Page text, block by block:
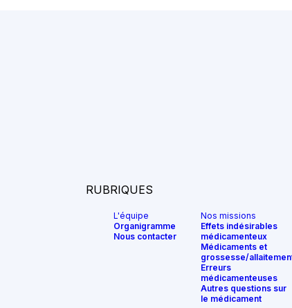
RUBRIQUES
L'équipe
Organigramme
Nous contacter
Nos missions
Effets indésirables
médicamenteux
Médicaments et
grossesse/
Erreurs
médicamenteuses
Autres questions sur
le médicament